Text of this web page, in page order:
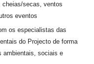
cheias/secas, ventos
eventos
os especialistas das
do Projecto de forma
ambientais, sociais e